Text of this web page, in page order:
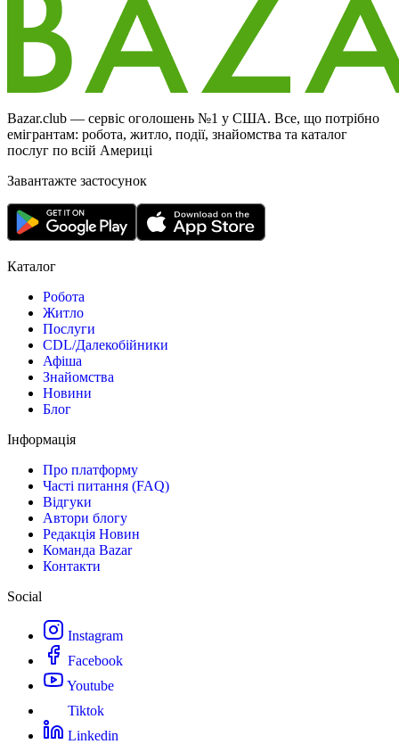
Bazar.club — сервіс оголошень №1 у США. Все, що потрібно
емігрантам: робота, житло, події, знайомства та каталог
послуг по всій Америці
Завантажте застосунок
Каталог
Робота
Житло
Послуги
CDL/Далекобійники
Афіша
Знайомства
Новини
Блог
Інформація
Про платформу
Часті питання (FAQ)
Відгуки
Автори блогу
Редакція Новин
Команда Bazar
Контакти
Social
Instagram
Facebook
Youtube
Tiktok
Linkedin